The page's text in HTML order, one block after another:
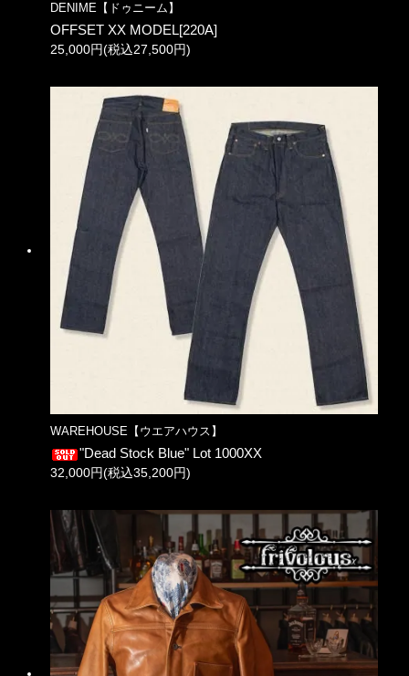
DENIME【ドゥニーム】
OFFSET XX MODEL[220A]
25,000円(税込27,500円)
WAREHOUSE【ウエアハウス】
"Dead Stock Blue" Lot 1000XX
32,000円(税込35,200円)